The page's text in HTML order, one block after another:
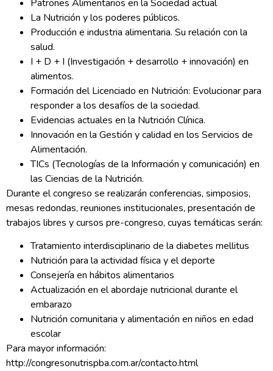
Patrones Alimentarios en la Sociedad actual
La Nutrición y los poderes públicos.
Producción e industria alimentaria. Su relación con la
salud.
I + D + I (Investigación + desarrollo + innovación) en
alimentos.
Formación del Licenciado en Nutrición: Evolucionar para
responder a los desafíos de la sociedad.
Evidencias actuales en la Nutrición Clínica.
Innovación en la Gestión y calidad en los Servicios de
Alimentación.
TICs (Tecnologías de la Información y comunicación) en
las Ciencias de la Nutrición.
Durante el congreso se realizarán conferencias, simposios,
mesas redondas, reuniones institucionales, presentación de
trabajos libres y cursos pre-congreso, cuyas temáticas serán:
Tratamiento interdisciplinario de la diabetes mellitus
Nutrición para la actividad física y el deporte
Consejería en hábitos alimentarios
Actualización en el abordaje nutricional durante el
embarazo
Nutrición comunitaria y alimentación en niños en edad
escolar
Para mayor información:
http://congresonutrispba.com.ar/contacto.html